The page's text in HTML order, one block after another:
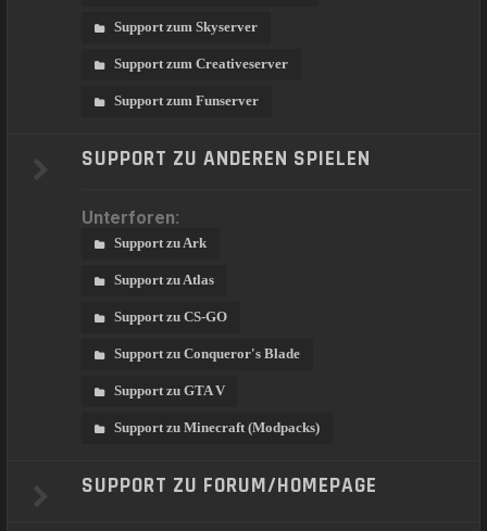
Support zum Skyserver
Support zum Creativeserver
Support zum Funserver
SUPPORT ZU ANDEREN SPIELEN
Unterforen:
Support zu Ark
Support zu Atlas
Support zu CS-GO
Support zu Conqueror's Blade
Support zu GTA V
Support zu Minecraft (Modpacks)
SUPPORT ZU FORUM/HOMEPAGE